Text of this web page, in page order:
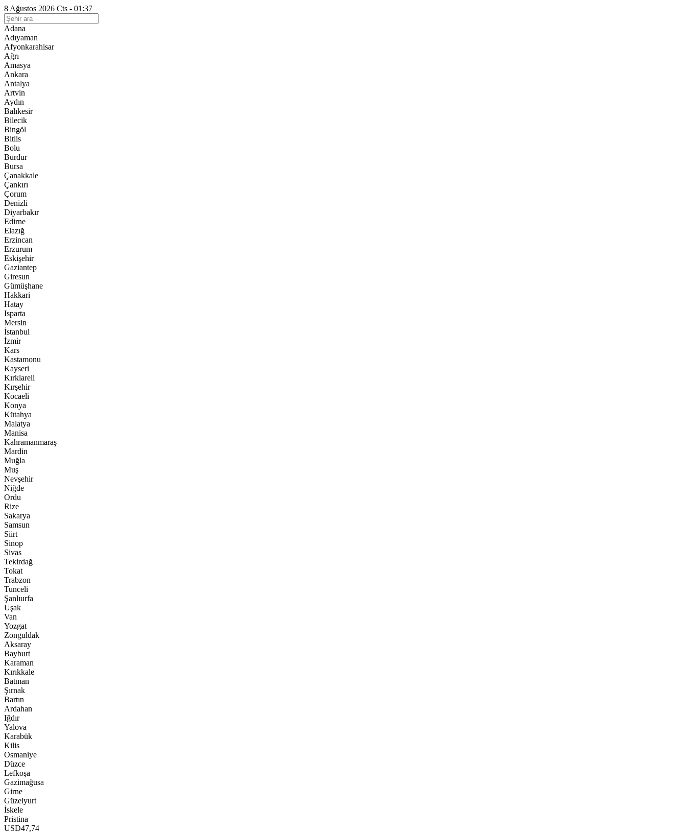
8 Ağustos 2026 Cts - 01:37
Adana
Adıyaman
Afyonkarahisar
Ağrı
Amasya
Ankara
Antalya
Artvin
Aydın
Balıkesir
Bilecik
Bingöl
Bitlis
Bolu
Burdur
Bursa
Çanakkale
Çankırı
Çorum
Denizli
Diyarbakır
Edirne
Elazığ
Erzincan
Erzurum
Eskişehir
Gaziantep
Giresun
Gümüşhane
Hakkari
Hatay
Isparta
Mersin
İstanbul
İzmir
Kars
Kastamonu
Kayseri
Kırklareli
Kırşehir
Kocaeli
Konya
Kütahya
Malatya
Manisa
Kahramanmaraş
Mardin
Muğla
Muş
Nevşehir
Niğde
Ordu
Rize
Sakarya
Samsun
Siirt
Sinop
Sivas
Tekirdağ
Tokat
Trabzon
Tunceli
Şanlıurfa
Uşak
Van
Yozgat
Zonguldak
Aksaray
Bayburt
Karaman
Kırıkkale
Batman
Şırnak
Bartın
Ardahan
Iğdır
Yalova
Karabük
Kilis
Osmaniye
Düzce
Lefkoşa
Gazimağusa
Girne
Güzelyurt
İskele
Pristina
USD47,74